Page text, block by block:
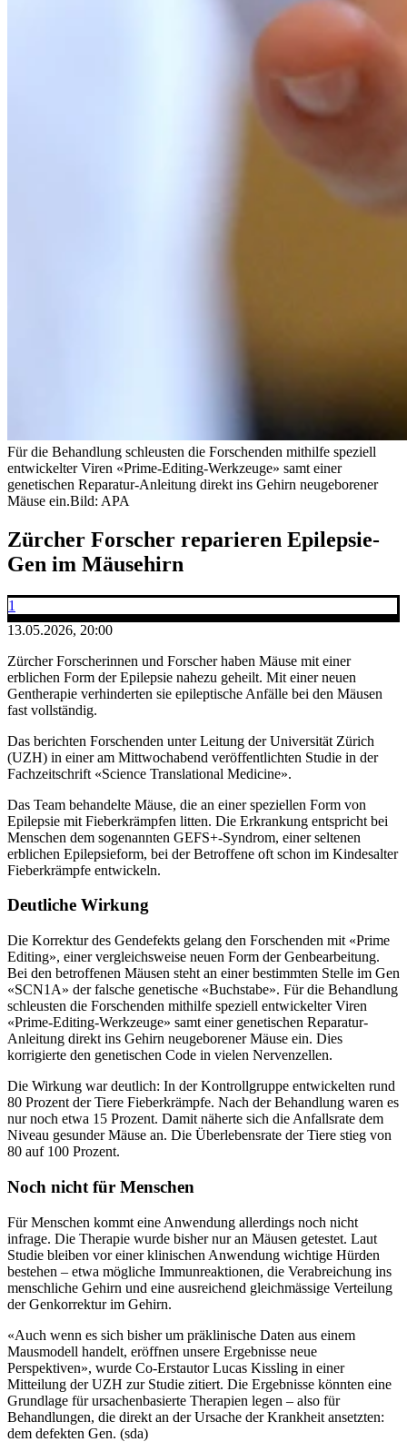
Für die Behandlung schleusten die Forschenden mithilfe speziell
entwickelter Viren «Prime-Editing-Werkzeuge» samt einer
genetischen Reparatur-Anleitung direkt ins Gehirn neugeborener
Mäuse ein.Bild: APA
Zürcher Forscher reparieren Epilepsie-
Gen im Mäusehirn
1
13.05.2026, 20:00
Zürcher Forscherinnen und Forscher haben Mäuse mit einer
erblichen Form der Epilepsie nahezu geheilt. Mit einer neuen
Gentherapie verhinderten sie epileptische Anfälle bei den Mäusen
fast vollständig.
Das berichten Forschenden unter Leitung der Universität Zürich
(UZH) in einer am Mittwochabend veröffentlichten Studie in der
Fachzeitschrift «Science Translational Medicine».
Das Team behandelte Mäuse, die an einer speziellen Form von
Epilepsie mit Fieberkrämpfen litten. Die Erkrankung entspricht bei
Menschen dem sogenannten GEFS+-Syndrom, einer seltenen
erblichen Epilepsieform, bei der Betroffene oft schon im Kindesalter
Fieberkrämpfe entwickeln.
Deutliche Wirkung
Die Korrektur des Gendefekts gelang den Forschenden mit «Prime
Editing», einer vergleichsweise neuen Form der Genbearbeitung.
Bei den betroffenen Mäusen steht an einer bestimmten Stelle im Gen
«SCN1A» der falsche genetische «Buchstabe». Für die Behandlung
schleusten die Forschenden mithilfe speziell entwickelter Viren
«Prime-Editing-Werkzeuge» samt einer genetischen Reparatur-
Anleitung direkt ins Gehirn neugeborener Mäuse ein. Dies
korrigierte den genetischen Code in vielen Nervenzellen.
Die Wirkung war deutlich: In der Kontrollgruppe entwickelten rund
80 Prozent der Tiere Fieberkrämpfe. Nach der Behandlung waren es
nur noch etwa 15 Prozent. Damit näherte sich die Anfallsrate dem
Niveau gesunder Mäuse an. Die Überlebensrate der Tiere stieg von
80 auf 100 Prozent.
Noch nicht für Menschen
Für Menschen kommt eine Anwendung allerdings noch nicht
infrage. Die Therapie wurde bisher nur an Mäusen getestet. Laut
Studie bleiben vor einer klinischen Anwendung wichtige Hürden
bestehen – etwa mögliche Immunreaktionen, die Verabreichung ins
menschliche Gehirn und eine ausreichend gleichmässige Verteilung
der Genkorrektur im Gehirn.
«Auch wenn es sich bisher um präklinische Daten aus einem
Mausmodell handelt, eröffnen unsere Ergebnisse neue
Perspektiven», wurde Co-Erstautor Lucas Kissling in einer
Mitteilung der UZH zur Studie zitiert. Die Ergebnisse könnten eine
Grundlage für ursachenbasierte Therapien legen – also für
Behandlungen, die direkt an der Ursache der Krankheit ansetzten:
dem defekten Gen. (sda)